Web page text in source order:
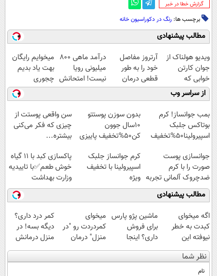
‌گزارش خطا در خبر
برچسب ها: رنگ در دکوراسیون خانه
مطالب پیشنهادی
ویدیو هولناک از
جوان کارتن
خوابی که
میلیاردر شد.
آموزش رایگان
آرتروز مفاصل
خود را به طور
قطعی درمان
کنید!
◗پرسش‌نامه◖
درآمد ماهی 800
میلیونی رویا
نیست! امتحانش
مجانیه😉
میخوایم رایگان
بهت یاد بدیم
چجوری
پولدارشی! باور
نداری امتحانش
مجانیه
از سراسر وب
بمب جوانساز! کرم
بوتاکس جلبک
اسپیرولینا50%تخفیف
بدون سوزن پوستتو
10سال جوون
کن50%تخفیف پاییزی
سن واقعی پوستت از
چیزی که فکر می‌کنی
بیشتره...
جوانسازی پوست
صورت را با کرم
ضدچروک آلمانی تجربه
کنید!
کرم جوانساز جلبک
اسپیرولینا با تخفیف
ویژه
پاکسازی کبد با 11 گیاه
خوش طعم✅با تاییدیه
وزارت بهداشت
مطالب پیشنهادی
اگه میخوای
کبدت به خطر
نیوفته این
دمنوش گیاهی
رو فراموش نکن
😨
ماشین پژو پارس
برای فروش
داری؟ اینجا
سریع بفروشش
میخوای
کمردردت رو "در
منزل" درمان
کنی؟ (◂فیلم +
◂پرسش‌نامه)
کمر درد داری؟
دیگه بسه! در
منزل درمانش
کن
(◀پرسش‌نامه)
نظر شما
نام